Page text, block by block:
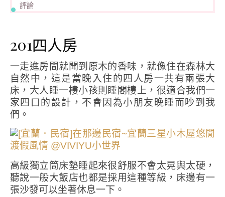
評論
201四人房
一走進房間就聞到原木的香味，就像住在森林大
自然中，這是當晚入住的四人房一共有兩張大
床，大人睡一樓小孩則睡閣樓上，很適合我們一
家四口的設計，不會因為小朋友晚睡而吵到我
們。
高級獨立筒床墊睡起來很舒服不會太晃與太硬，
聽說一般大飯店也都是採用這種等級，床邊有一
張沙發可以坐著休息一下。